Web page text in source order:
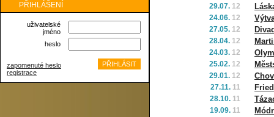
PŘIHLÁŠENÍ
uživatelské
jméno
heslo
zapomenuté heslo
registrace
29.07. 12
24.06. 12
27.05. 12
28.04. 12
24.03. 12
25.02. 12
29.01. 12
27.11. 11
28.10. 11
19.09. 11